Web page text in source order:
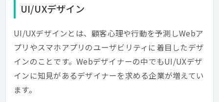
UI/UXデザイン
UI/UXデザインとは、顧客心理や行動を予測しWebア
プリやスマホアプリのユーザビリティに着目したデザ
インのことです。Webデザイナーの中でもUI/UXデザ
インに知見があるデザイナーを求める企業が増えてい
ます。